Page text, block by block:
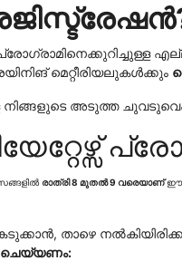
മെറ്റീരിയലുകൾക്കും
അടുത്ത
രാത്രി 8 മുതൽ 9 വരെയാണ്ഈ
താഴെ
ചെയ്യണം: